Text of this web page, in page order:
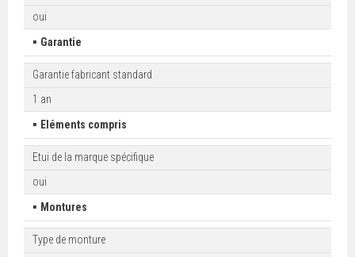
oui
▪ Garantie
Garantie fabricant standard
1 an
▪ Eléments compris
Etui de la marque spécifique
oui
▪ Montures
Type de monture